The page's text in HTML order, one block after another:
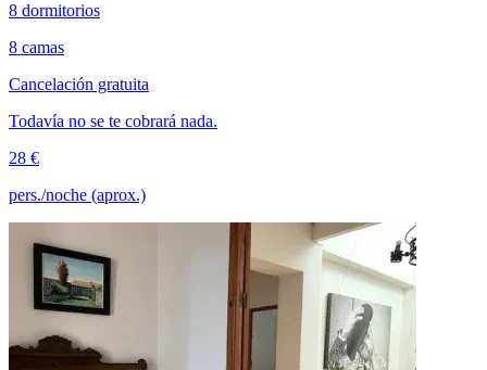
8 dormitorios
8 camas
Cancelación gratuita
Todavía no se te cobrará nada.
28 €
pers./noche (aprox.)